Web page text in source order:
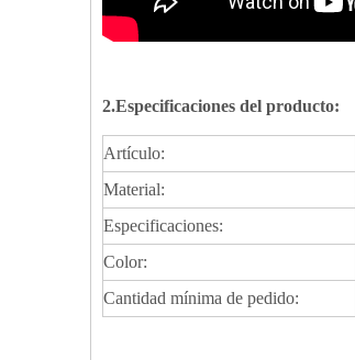
2.Especificaciones del producto:
Artículo:
Material:
Especificaciones:
Color:
Cantidad mínima de pedido: